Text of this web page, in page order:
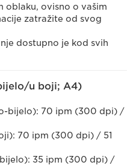
oblaku, ovisno o vašim
zatražite od svog
dostupno je kod svih
u boji; A4)
bijelo): 70 ipm (300 dpi) /
70 ipm (300 dpi) / 51
35 ipm (300 dpi) /